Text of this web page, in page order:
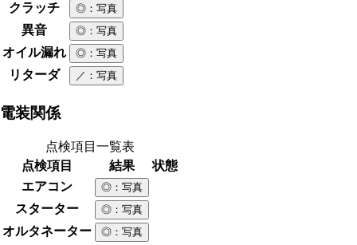
クラッチ ◎ ：写真
異音 ◎ ：写真
オイル漏れ ◎ ：写真
リターダ ／ ：写真
電装関係
点検項目一覧表
点検項目
結果
状態
エアコン
◎ ：写真
スターター ◎ ：写真
オルタネーター ◎ ：写真